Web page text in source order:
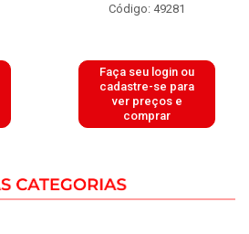
Código: 49281
Faça seu login ou
cadastre-se para
ver preços e
comprar